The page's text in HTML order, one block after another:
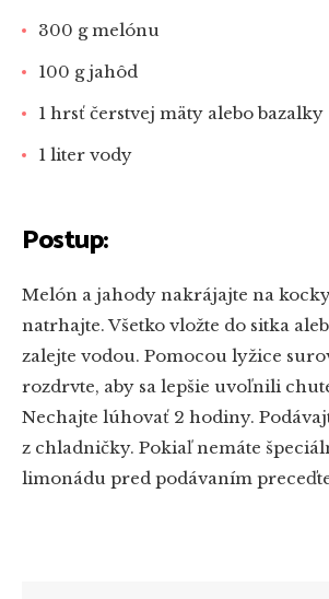
300 g melónu
100 g jahôd
1 hrsť čerstvej mäty alebo bazalky
1 liter vody
Postup:
Melón a jahody nakrájajte na
natrhajte. Všetko vložte do sitka
zalejte vodou. Pomocou lyžice
rozdrvte, aby sa lepšie uvoľnili
Nechajte lúhovať 2 hodiny.
z chladničky. Pokiaľ nemáte
limonádu pred podávaním